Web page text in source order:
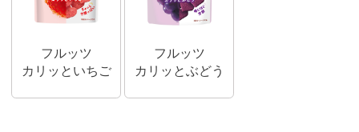
フルッツ
カリッといちご
フルッツ
カリッとぶどう